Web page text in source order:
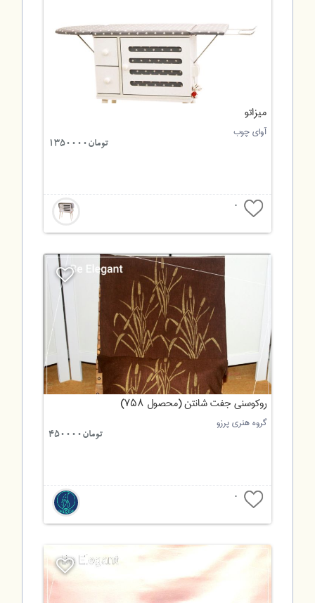
میزاتو
آوای چوب
تومان1350000
0
روکوسنی جفت شانتن (محصول ۷۵۸)
گروه هنری پرزو
تومان450000
0